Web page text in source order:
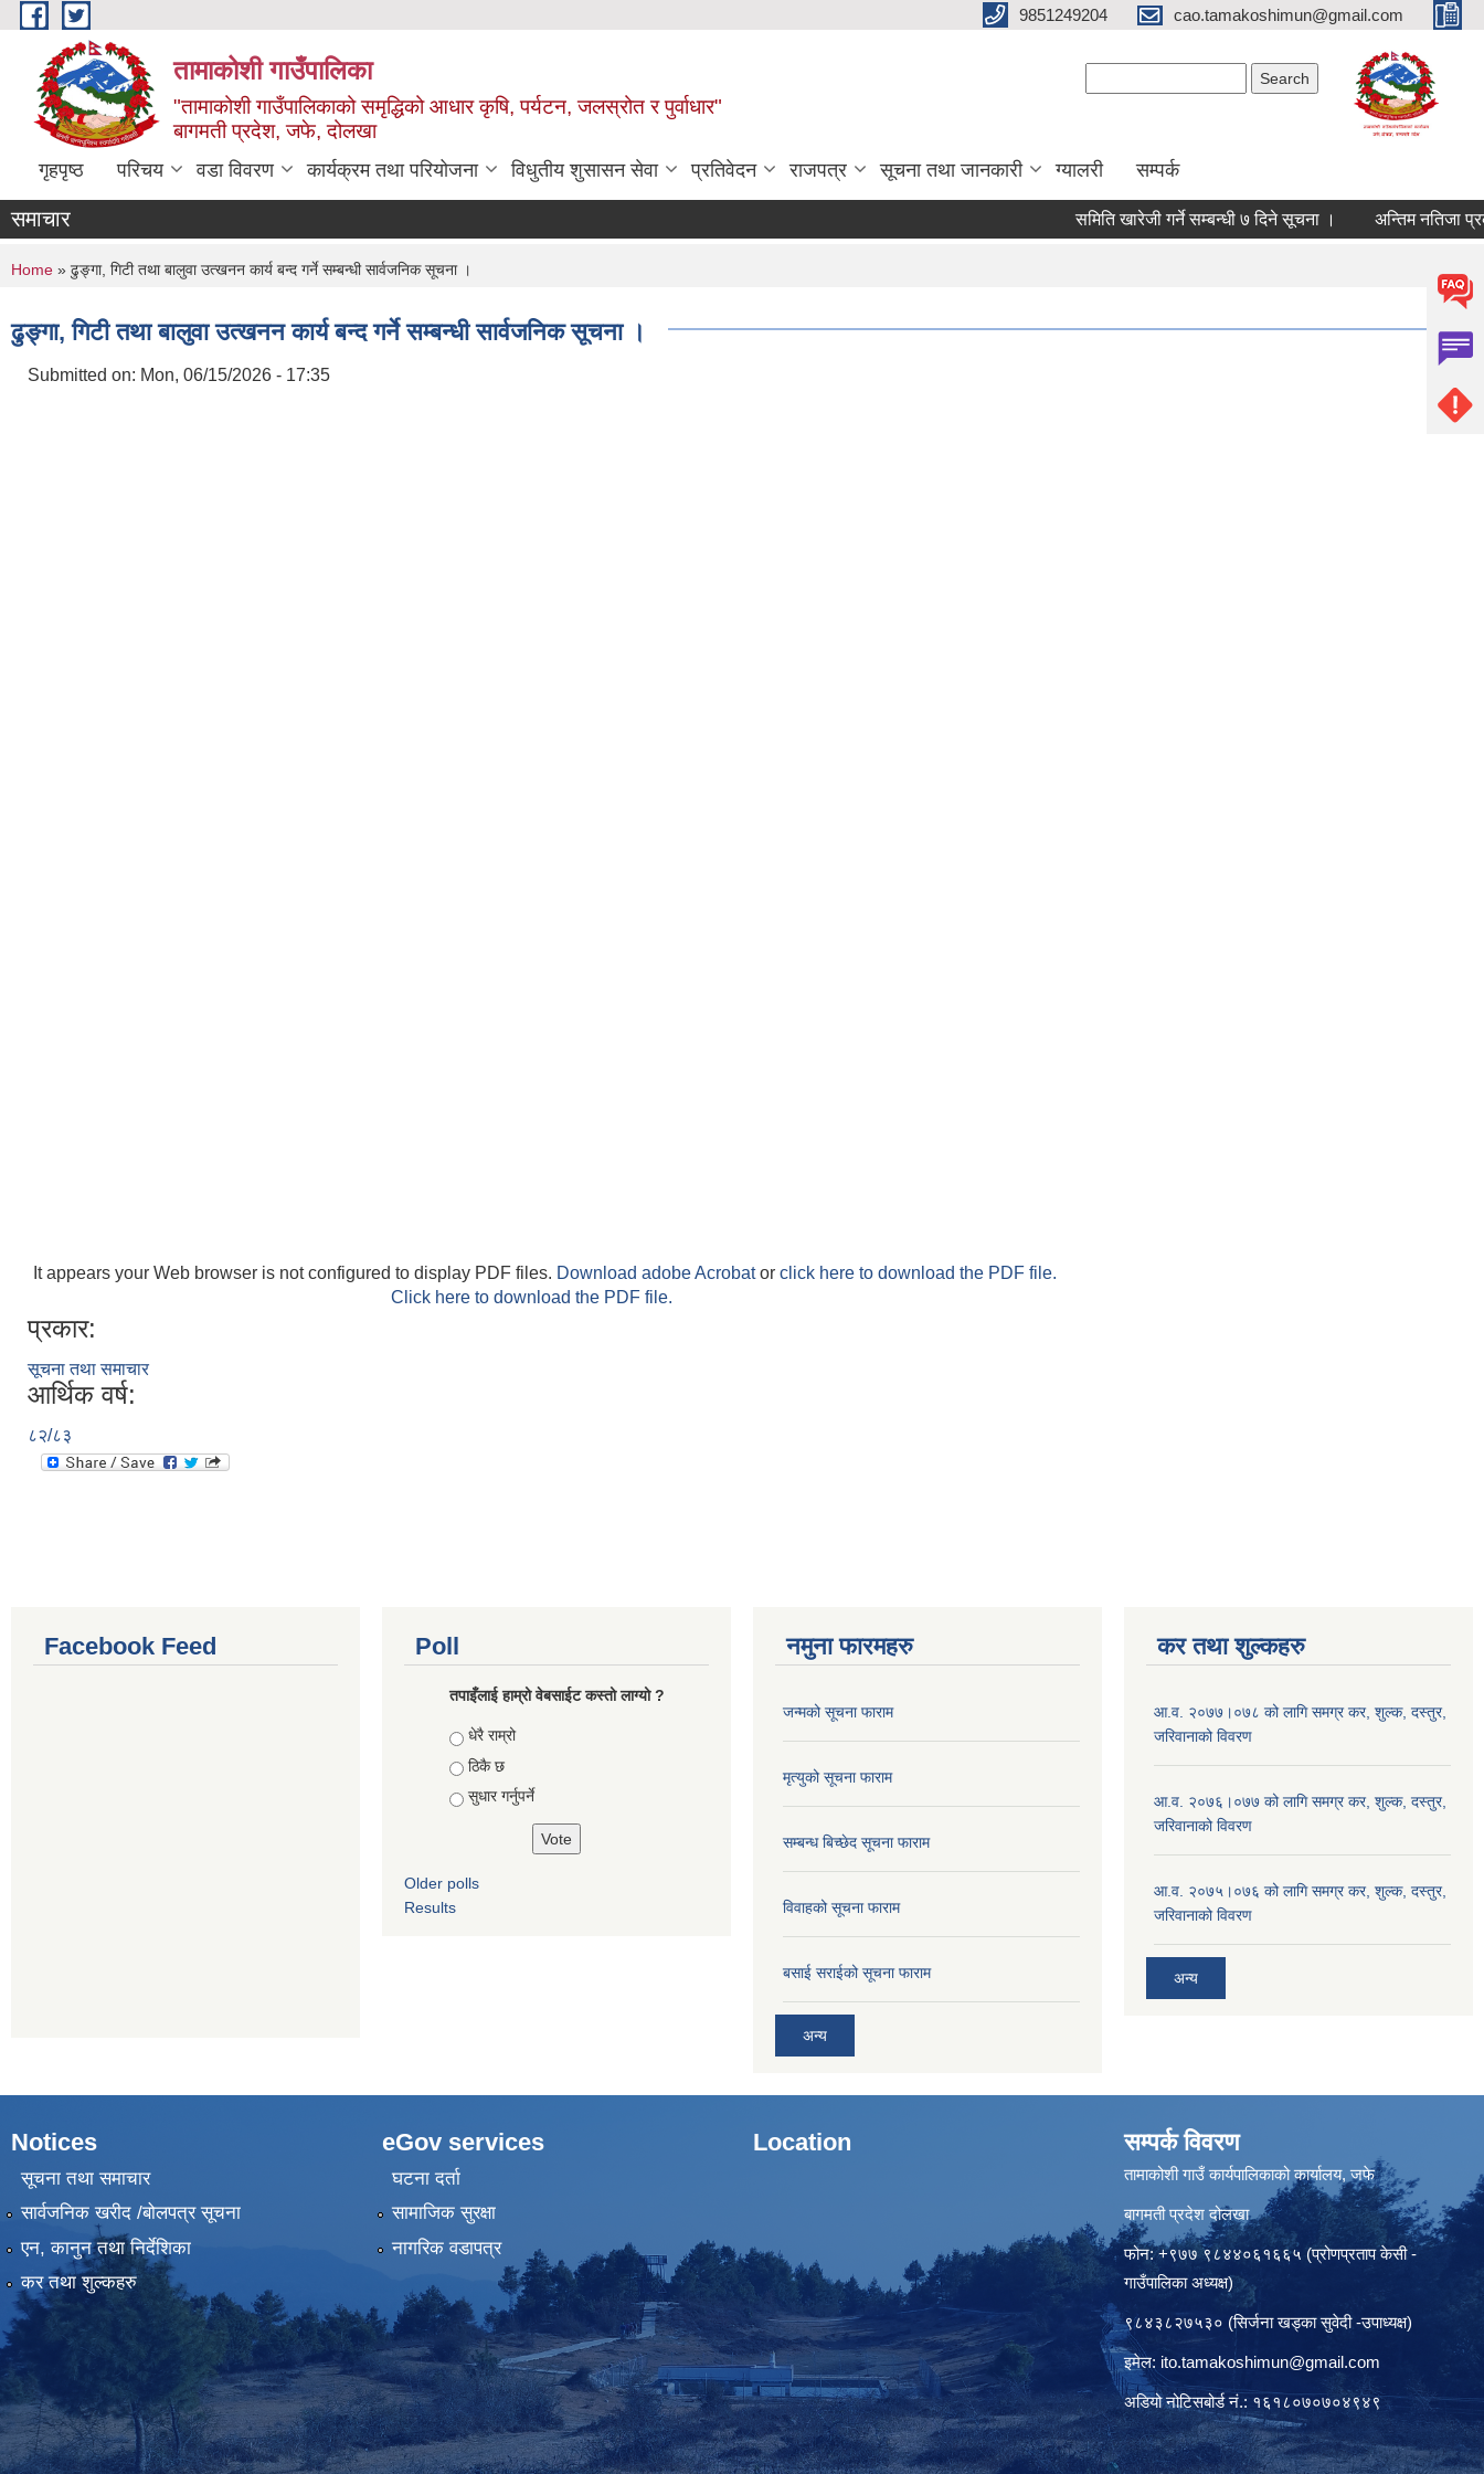
Skip to main content 9851249204 cao.tamakoshimun@gmail.com
तामाकोशी गाउँपालिका
"तामाकोशी गाउँपालिकाको समृद्धिको आधार कृषि, पर्यटन, जलस्रोत र पुर्वाधार"
बागमती प्रदेश, जफे, दोलखा
गृहपृष्ठ परिचय वडा विवरण कार्यक्रम तथा परियोजना विधुतीय शुसासन सेवा प्रतिवेदन राजपत्र सूचना तथा जानकारी ग्यालरी सम्पर्क
समाचार समिति खारेजी गर्ने सम्बन्धी ७ दिने सूचना । अन्तिम नतिजा
You are here
Home » ढुङ्गा, गिटी तथा बालुवा उत्खनन कार्य बन्द गर्ने सम्बन्धी सार्वजनिक सूचना ।
ढुङ्गा, गिटी तथा बालुवा उत्खनन कार्य बन्द गर्ने सम्बन्धी सार्वजनिक सूचना ।
Submitted on: Mon, 06/15/2026 - 17:35
It appears your Web browser is not configured to display PDF files. Download adobe Acrobator click here to download the PDF file.
Click here to download the PDF file.
प्रकार:
सूचना तथा समाचार
आर्थिक वर्ष:
८२/८३
Facebook Feed Poll
तपाइँलाई हाम्रो वेबसाईट कस्तो लाग्यो ?
Choices
धेरै राम्रो
ठिकै छ
सुधार गर्नुपर्ने
Older polls
Results
नमुना फारमहरु
जन्मको सूचना फाराम
मृत्युको सूचना फाराम
सम्बन्ध बिच्छेद सूचना फाराम
विवाहको सूचना फाराम
बसाई सराईको सूचना फाराम
अन्य
कर तथा शुल्कहरु
आ.व. २०७७।०७८ को लागि समग्र कर, शुल्क, दस्तुर,
जरिवानाको विवरण
आ.व. २०७६।०७७ को लागि समग्र कर, शुल्क, दस्तुर,
जरिवानाको विवरण
आ.व. २०७५।०७६ को लागि समग्र कर, शुल्क, दस्तुर,
जरिवानाको विवरण
अन्य
Notices
सूचना तथा समाचार
सार्वजनिक खरीद /बोलपत्र सूचना
एन, कानुन तथा निर्देशिका
कर तथा शुल्कहरु
eGov services
घटना दर्ता
सामाजिक सुरक्षा
नागरिक वडापत्र
Location सम्पर्क विवरण
तामाकोशी गाउँ कार्यपालिकाको कार्यालय, जफे
बागमती प्रदेश दोलखा
फोन: +९७७ ९८४४०६१६६५ (प्रोणप्रताप केसी -
गाउँपालिका अध्यक्ष)
९८४३८२७५३० (सिर्जना खड्का सुवेदी -उपाध्यक्ष)
इमेल: ito.tamakoshimun@gmail.com
अडियो नोटिसबोर्ड नं.: १६१८०७०७०४९४९